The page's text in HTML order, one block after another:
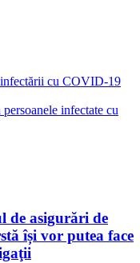
cu COVID-19
infectate cu
de asigurări de
își vor putea face